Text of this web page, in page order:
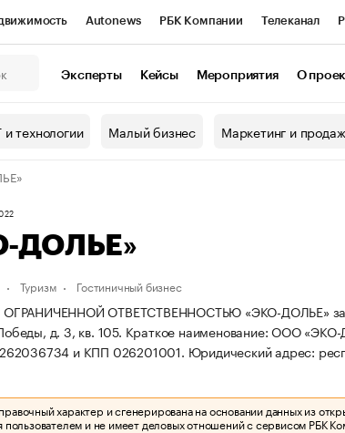
Autonews РБК Компании Телеканал
Эксперты Кейсы Мероприятия О
и технологии Малый бизнес Маркетинг и
ДОЛЬЕ»
Туризм Гостиничный бизнес
ОТВЕТСТВЕННОСТЬЮ «ЭКО-ДОЛЬЕ»
д. 3, кв. 105. Краткое наименование: ООО
и КПП 026201001. Юридический адрес:
характер и сгенерирована на основании данных из
пользователем и не имеет деловых отношений с сервисом РБК